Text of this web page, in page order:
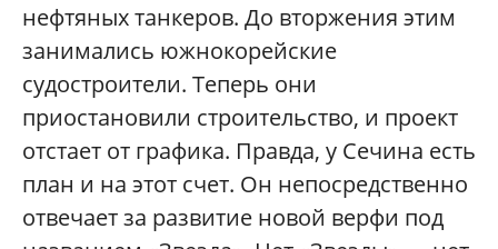
нефтяных танкеров. До вторжения этим
занимались южнокорейские
судостроители. Теперь они
приостановили строительство, и проект
отстает от графика. Правда, у Сечина есть
план и на этот счет. Он непосредственно
отвечает за развитие новой верфи под